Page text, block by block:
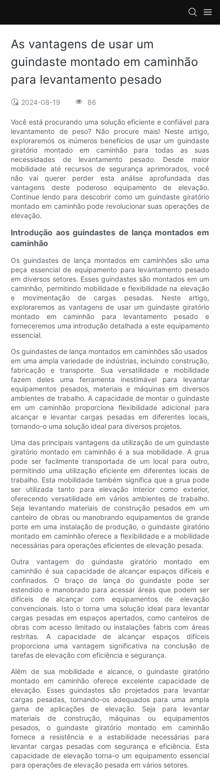
As vantagens de usar um
guindaste montado em caminhão
para levantamento pesado
2024-08-19 86
Você está procurando uma solução eficiente e confiável para
levantamento de peso? Não procure mais! Neste artigo,
exploraremos os inúmeros benefícios de usar um guindaste
giratório montado em caminhão para todas as suas
necessidades de levantamento pesado. Desde maior
mobilidade até recursos de segurança aprimorados, você
não vai querer perder esta análise aprofundada das
vantagens deste poderoso equipamento de elevação.
Continue lendo para descobrir como um guindaste giratório
montado em caminhão pode revolucionar suas operações de
elevação.
Introdução aos guindastes de lança montados em
caminhão
Os guindastes de lança montados em caminhões são uma
peça essencial de equipamento para levantamento pesado
em diversos setores. Esses guindastes são montados em um
caminhão, permitindo mobilidade e flexibilidade na elevação
e movimentação de cargas pesadas. Neste artigo,
exploraremos as vantagens de usar um guindaste giratório
montado em caminhão para levantamento pesado e
forneceremos uma introdução detalhada a este equipamento
essencial.
Os guindastes de lança montados em caminhões são usados ​​
em uma ampla variedade de indústrias, incluindo construção,
fabricação e transporte. Sua versatilidade e mobilidade
fazem deles uma ferramenta inestimável para levantar
equipamentos pesados, materiais e máquinas em diversos
ambientes de trabalho. A capacidade de montar o guindaste
em um caminhão proporciona flexibilidade adicional para
alcançar e levantar cargas pesadas em diferentes locais,
tornando-o uma solução ideal para diversos projetos.
Uma das principais vantagens da utilização de um guindaste
giratório montado em caminhão é a sua mobilidade. A grua
pode ser facilmente transportada de um local para outro,
permitindo uma utilização eficiente em diferentes locais de
trabalho. Esta mobilidade também significa que a grua pode
ser utilizada tanto para elevação interior como exterior,
oferecendo versatilidade em vários ambientes de trabalho.
Seja levantando materiais de construção pesados ​​em um
canteiro de obras ou manobrando equipamentos de grande
porte em uma instalação de produção, o guindaste giratório
montado em caminhão oferece a flexibilidade e a mobilidade
necessárias para operações eficientes de elevação pesada.
Outra vantagem do guindaste giratório montado em
caminhão é sua capacidade de alcançar espaços difíceis e
confinados. O braço de lança do guindaste pode ser
estendido e manobrado para acessar áreas que podem ser
difíceis de alcançar com equipamentos de elevação
convencionais. Isto o torna uma solução ideal para levantar
cargas pesadas em espaços apertados, como canteiros de
obras com acesso limitado ou instalações fabris com áreas
restritas. A capacidade de alcançar espaços difíceis
proporciona uma vantagem significativa na conclusão de
tarefas de elevação com eficiência e segurança.
Além de sua mobilidade e alcance, o guindaste giratório
montado em caminhão oferece excelente capacidade de
elevação. Esses guindastes são projetados para levantar
cargas pesadas, tornando-os adequados para uma ampla
gama de aplicações de elevação. Seja para levantar
materiais de construção, máquinas ou equipamentos
pesados, o guindaste giratório montado em caminhão
fornece a resistência e a estabilidade necessárias para
levantar cargas pesadas com segurança e eficiência. Esta
capacidade de elevação torna-o um equipamento essencial
para operações de elevação pesada em vários setores.